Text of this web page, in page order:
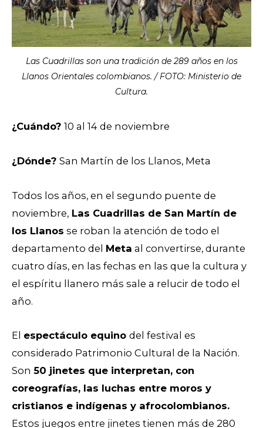
Las Cuadrillas son una tradición de 289 años en los
Llanos Orientales colombianos. / FOTO: Ministerio de
Cultura.
¿Cuándo? 10 al 14 de noviembre
¿Dónde? San Martín de los Llanos, Meta
Todos los años, en el segundo puente de
noviembre, Las Cuadrillas de San Martín de
los Llanos se roban la atención de todo el
departamento del Meta al convertirse, durante
cuatro días, en las fechas en las que la cultura y
el espíritu llanero más sale a relucir de todo el
año.
El espectáculo equino del festival es
considerado Patrimonio Cultural de la Nación.
Son 50 jinetes que interpretan, con
coreografías, las luchas entre moros y
cristianos e indígenas y afrocolombianos.
Estos juegos entre jinetes tienen más de 280